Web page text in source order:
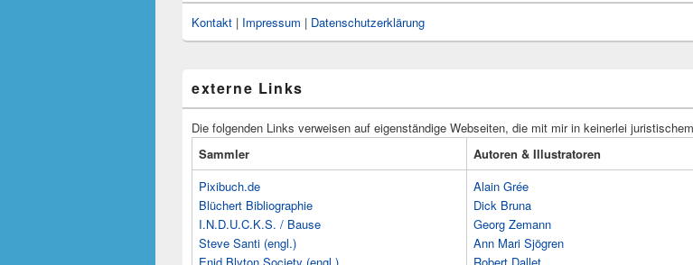
Kontakt | Impressum | Datenschutzerklärung
externe Links
Die folgenden Links verweisen auf eigenständige Webseiten, die mit mir in keinerlei
Sammler
Autoren & Illustratoren
Pixibuch.de
Blüchert Bibliographie
I.N.D.U.C.K.S. / Bause
Steve Santi (engl.)
Alain Grée
Dick Bruna
Georg Zemann
Ann Mari Sjögren